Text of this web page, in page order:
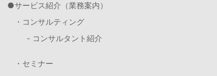
サービス紹介（業務案内）
・コンサルティング
- コンサルタント紹介
・セミナー